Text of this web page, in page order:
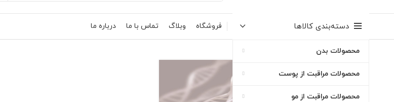
دسته‌بندی کالاها
محصولات بدن
محصولات مراقبت از پوست
محصولات مراقبت از مو
فروشگاه وبلاگ تماس با ما درباره ما
۱۴